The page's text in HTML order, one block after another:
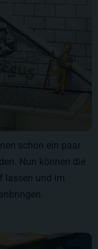
schon ein paar
Nun können die
lassen und im